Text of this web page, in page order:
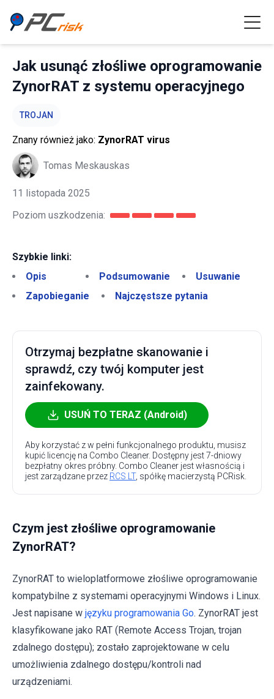
Jak usunąć złośliwe oprogramowanie
ZynorRAT z systemu operacyjnego
TROJAN
Znany również jako: ZynorRAT virus
Tomas Meskauskas
11 listopada 2025
Poziom uszkodzenia:
Szybkie linki:
Opis
Podsumowanie
Usuwanie
Zapobieganie
Najczęstsze pytania
Otrzymaj bezpłatne skanowanie i
sprawdź, czy twój komputer jest
zainfekowany.
USUŃ TO TERAZ (Android)
Aby korzystać z w pełni funkcjonalnego produktu, musisz
kupić licencję na Combo Cleaner. Dostępny jest 7-dniowy
bezpłatny okres próbny. Combo Cleaner jest własnością i
jest zarządzane przez RCS LT, spółkę macierzystą PCRisk.
Czym jest złośliwe oprogramowanie
ZynorRAT?
ZynorRAT to wieloplatformowe złośliwe oprogramowanie
kompatybilne z systemami operacyjnymi Windows i Linux.
Jest napisane w języku programowania Go. ZynorRAT jest
klasyfikowane jako RAT (Remote Access Trojan, trojan
zdalnego dostępu); zostało zaprojektowane w celu
umożliwienia zdalnego dostępu/kontroli nad
urządzeniami.